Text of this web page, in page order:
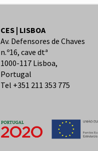
CES | LISBOA
Av. Defensores de Chaves
n.º16, cave dtª
1000-117 Lisboa,
Portugal
Tel +351 211 353 775